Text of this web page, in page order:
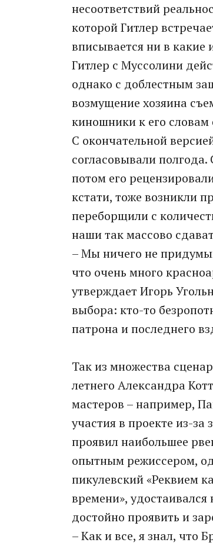
несоответствий
которой Гитлер
вписывается ни в какие
Гитлер с Муссолини
однако с доблестным
возмущение хозяина
киношники к его
С окончательной
согласовывали
потом его
кстати, тоже возникли
переборщили с
наши так массово
– Мы ничего не
что очень много
утверждает Игорь
выбора: кто-то
патрона и последнего
Так из множества
летнего Александра
мастеров – например,
участия в проекте из-за
проявил наибольшее
опытным режиссером,
пикулевский «Реквием
времени»,
достойно проявить и
– Как и все, я знал, что